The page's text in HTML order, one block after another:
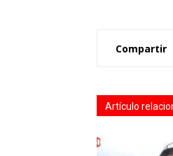
Compartir
Artículo